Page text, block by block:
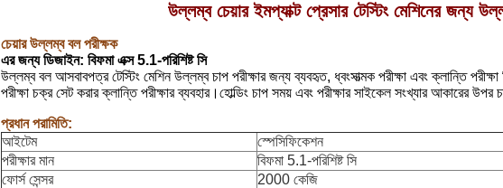
উল্লম্ব চেয়ার ইমপ্যাক্ট প্রেসার টেস্টিং মেশিনের জন্য
চেয়ার উল্লম্ব বল পরীক্ষক
এর জন্য ডিজাইন: বিফমা এক্স 5.1-পরিশিষ্ট সি
উল্লম্ব বল আসবাবপত্র টেস্টিং মেশিন উল্লম্ব চাপ পরীক্ষার জন্য ব্যবহৃত, ধ্বংসাত্মক পরীক্ষা এবং ক্লান্তি
পরীক্ষা চক্র সেট করার ক্লান্তি পরীক্ষার ব্যবহার।হোল্ডিং চাপ সময় এবং পরীক্ষার সাইকেল সংখ্যার আকারের উপর
প্রধান পরামিতি:
আইটেম
স্পেসিফিকেশন
পরীক্ষার মান
বিফমা 5.1-পরিশিষ্ট সি
ফোর্স সেন্সর
2000 কেজি